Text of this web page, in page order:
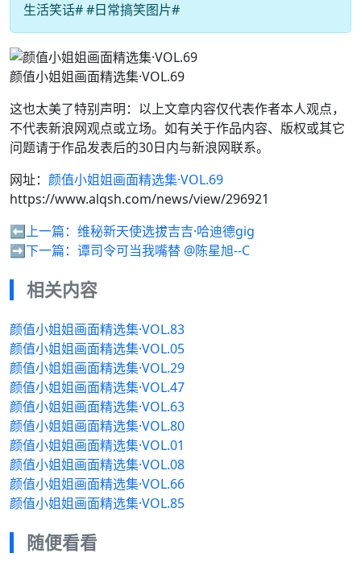
生活笑话# #日常搞笑图片#
颜值小姐姐画面精选集·VOL.69
这也太美了特别声明：以上文章内容仅代表作者本人观点，
不代表新浪网观点或立场。如有关于作品内容、版权或其它
问题请于作品发表后的30日内与新浪网联系。
网址： 颜值小姐姐画面精选集·VOL.69
https://www.alqsh.com/news/view/296921
⬅️上一篇： 维秘新天使选拔吉吉·哈迪德gig
➡️下一篇： 谭司令可当我嘴替 @陈星旭--C
相关内容
颜值小姐姐画面精选集·VOL.83
颜值小姐姐画面精选集·VOL.05
颜值小姐姐画面精选集·VOL.29
颜值小姐姐画面精选集·VOL.47
颜值小姐姐画面精选集·VOL.63
颜值小姐姐画面精选集·VOL.80
颜值小姐姐画面精选集·VOL.01
颜值小姐姐画面精选集·VOL.08
颜值小姐姐画面精选集·VOL.66
颜值小姐姐画面精选集·VOL.85
随便看看